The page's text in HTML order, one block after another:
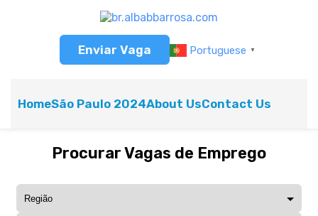
Enviar Vaga Portuguese ▼
HomeSão Paulo 2024About UsContact Us
Procurar Vagas de Emprego